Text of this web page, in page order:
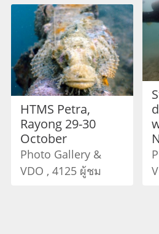
HTMS Petra,
Rayong 29-30
October
Photo Gallery &
VDO , 4125 ผู้ชม